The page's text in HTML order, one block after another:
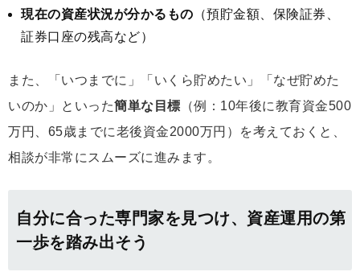
現在の資産状況が分かるもの （預貯金額、保険証券、
証券口座の残高など）
また、「いつまでに」「いくら貯めたい」「なぜ貯めた
いのか」といった簡単な目標 （例：10年後に教育資金500
万円、65歳までに老後資金2000万円）を考えておくと、
相談が非常にスムーズに進みます。
自分に合った専門家を見つけ、資産運用の第
一歩を踏み出そう